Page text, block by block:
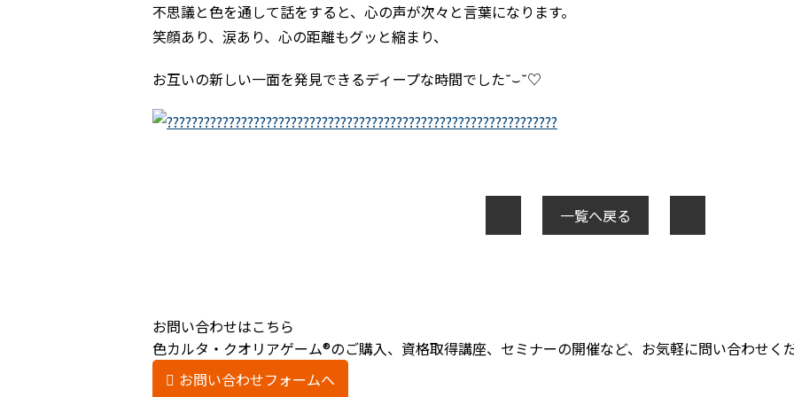
不思議と色を通して話をすると、心の声が次々と言葉になります。
笑顔あり、涙あり、心の距離もグッと縮まり、
お互いの新しい一面を発見できるディープな時間でした˘⌣˘♡
一覧へ戻る
お問い合わせはこちら
色カルタ・クオリアゲーム®のご購入、資格取得講座、セミナーの開催など、お気軽に問い合わせく
お問い合わせフォームへ